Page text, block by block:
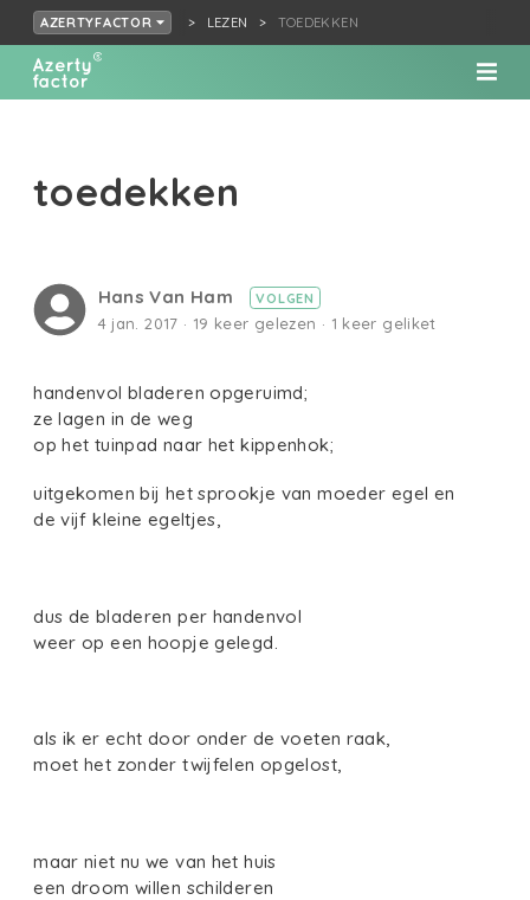
AZERTYFACTOR LEZEN TOEDEKKEN
toedekken
Hans Van Ham VOLGEN
4 jan. 2017 · 19 keer gelezen · 1 keer geliket
handenvol bladeren opgeruimd;
ze lagen in de weg
op het tuinpad naar het kippenhok;
uitgekomen bij het sprookje van moeder egel en
de vijf kleine egeltjes,
dus de bladeren per handenvol
weer op een hoopje gelegd.
als ik er echt door onder de voeten raak,
moet het zonder twijfelen opgelost,
maar niet nu we van het huis
een droom willen schilderen